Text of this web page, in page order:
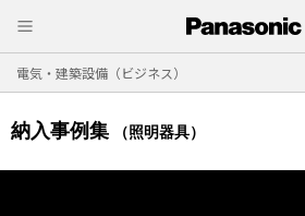
電気・建築設備（ビジネス）
納入事例集 （照明器具）